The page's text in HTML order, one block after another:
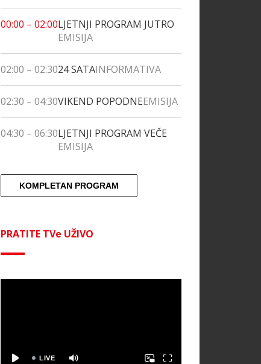
00:00 – 02:00LJETNJI PROGRAM JUTRO
EMISIJA
02:00 – 02:3024 SATAINFORMATIVA
02:30 – 04:30VIKEND POPODNEEMISIJA
04:30 – 06:30LJETNJI PROGRAM VEČE
EMISIJA
KOMPLETAN PROGRAM
PRATITE TVe UŽIVO